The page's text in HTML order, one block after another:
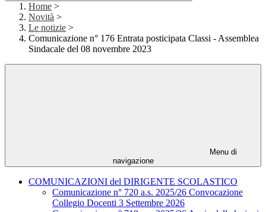
Home >
Novità >
Le notizie >
Comunicazione n° 176 Entrata posticipata Classi - Assemblea
Sindacale del 08 novembre 2023
Menu di
navigazione
COMUNICAZIONI del DIRIGENTE SCOLASTICO
Comunicazione n° 720 a.s. 2025/26 Convocazione
Collegio Docenti 3 Settembre 2026